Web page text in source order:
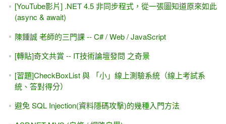
[YouTube影片] .NET 4.5 非同步程式，從一張圖知道原來如此
(async & await)
陳鍾誠 老師的三門課 -- C# / Web / JavaScript
[轉貼]奇文共賞 -- IT技術論壇發問 之奇景
[習題]CheckBoxList 與 「小」線上測驗系統（線上考試系
統、答對得分）
避免 SQL Injection(資料隱碼攻擊)的幾種入門方法